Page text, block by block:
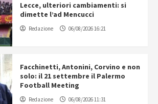
Lecce, ulteriori cambiamenti: si
dimette l’ad Mencucci
Redazione 06/08/2026 16:21
Facchinetti, Antonini, Corvino e non
solo: il 21 settembre il Palermo
Football Meeting
Redazione 06/08/2026 11:31